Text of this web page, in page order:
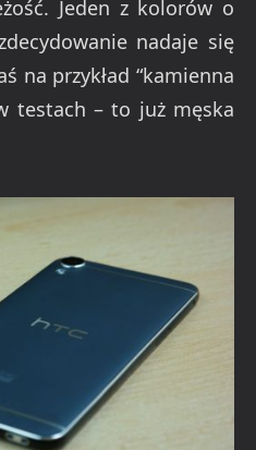
Jeden z kolorów o
nadaje się
na przykład “kamienna
testach – to już męska